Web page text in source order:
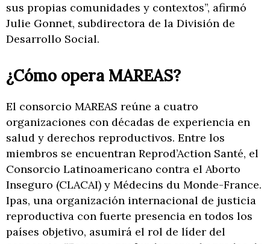
sus propias comunidades y contextos”, afirmó
Julie Gonnet, subdirectora de la División de
Desarrollo Social.
¿Cómo opera MAREAS?
El consorcio MAREAS reúne a cuatro
organizaciones con décadas de experiencia en
salud y derechos reproductivos. Entre los
miembros se encuentran Reprod’Action Santé, el
Consorcio Latinoamericano contra el Aborto
Inseguro (CLACAI) y Médecins du Monde-France.
Ipas, una organización internacional de justicia
reproductiva con fuerte presencia en todos los
países objetivo, asumirá el rol de líder del